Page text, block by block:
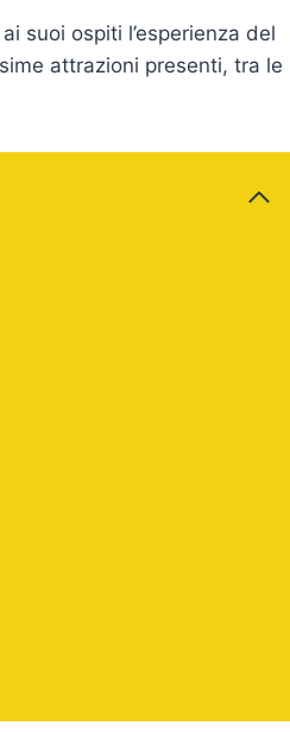
suoi ospiti l’esperienza del
attrazioni presenti, tra le